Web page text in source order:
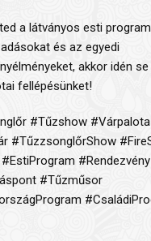
a látványos esti
és az egyedi
akkor idén se
fellépésünket!
#Tűzshow #Várpalota
#TűzzsonglőrShow
#Rendezvény
#Tűzműsor